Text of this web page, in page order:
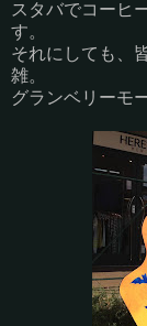
スタバでコーヒ
す。
それにしても、
雑。
グランベリーモ